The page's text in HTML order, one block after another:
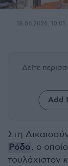
18.06.2026, 10:01
Δείτε
Add
Στη
Ρόδο, ο
τουλάχιστον